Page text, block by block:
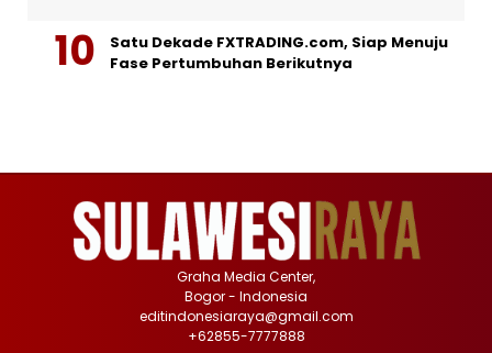
Satu Dekade FXTRADING.com, Siap Menuju
Fase Pertumbuhan Berikutnya
Graha Media Center,
Bogor - Indonesia
editindonesiaraya@gmail.com
+62855-7777888